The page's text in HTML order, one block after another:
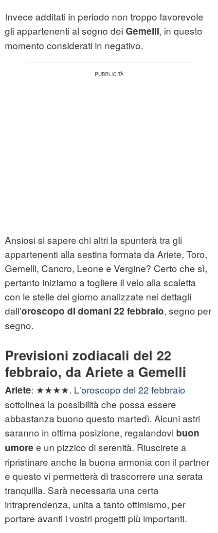
Invece additati in periodo non troppo favorevole
gli appartenenti al segno dei Gemelli, in questo
momento considerati in negativo.
Ansiosi si sapere chi altri la spunterà tra gli
appartenenti alla sestina formata da Ariete, Toro,
Gemelli, Cancro, Leone e Vergine? Certo che sì,
pertanto iniziamo a togliere il velo alla scaletta
con le stelle del giorno analizzate nei dettagli
dall'oroscopo di domani 22 febbraio, segno per
segno.
Previsioni zodiacali del 22
febbraio, da Ariete a Gemelli
Ariete: ★★★★. L'oroscopo del 22 febbraio
sottolinea la possibilità che possa essere
abbastanza buono questo martedì. Alcuni astri
saranno in ottima posizione, regalandovi buon
umore e un pizzico di serenità. Riuscirete a
ripristinare anche la buona armonia con il partner
e questo vi permetterà di trascorrere una serata
tranquilla. Sarà necessaria una certa
intraprendenza, unita a tanto ottimismo, per
portare avanti i vostri progetti più importanti.